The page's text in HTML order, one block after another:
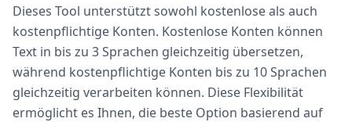
Dieses Tool unterstützt sowohl kostenlose als auch
kostenpflichtige Konten. Kostenlose Konten können
Text in bis zu 3 Sprachen gleichzeitig übersetzen,
während kostenpflichtige Konten bis zu 10 Sprachen
gleichzeitig verarbeiten können. Diese Flexibilität
ermöglicht es Ihnen, die beste Option basierend auf